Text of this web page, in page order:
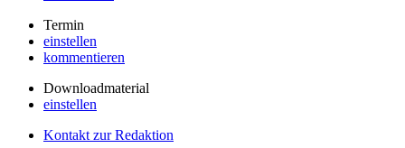
Termin
einstellen
kommentieren
Downloadmaterial
einstellen
Kontakt zur Redaktion